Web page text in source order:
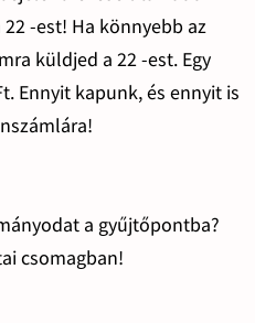
-est! Ha könnyebb az
küldjed a 22 -est. Egy
Ennyit kapunk, és ennyit is
a gyűjtőpontba?
csomagban!